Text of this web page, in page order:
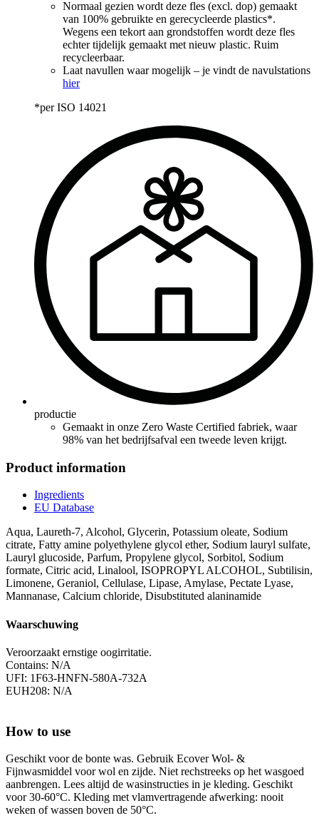
Normaal gezien wordt deze fles (excl. dop) gemaakt
van 100% gebruikte en gerecycleerde plastics*.
Wegens een tekort aan grondstoffen wordt deze fles
echter tijdelijk gemaakt met nieuw plastic. Ruim
recycleerbaar.
Laat navullen waar mogelijk – je vindt de navulstations
hier
*per ISO 14021
productie
Gemaakt in onze Zero Waste Certified fabriek, waar
98% van het bedrijfsafval een tweede leven krijgt.
Product information
Ingredients
EU Database
Aqua, Laureth-7, Alcohol, Glycerin, Potassium oleate, Sodium
citrate, Fatty amine polyethylene glycol ether, Sodium lauryl sulfate,
Lauryl glucoside, Parfum, Propylene glycol, Sorbitol, Sodium
formate, Citric acid, Linalool, ISOPROPYL ALCOHOL, Subtilisin,
Limonene, Geraniol, Cellulase, Lipase, Amylase, Pectate Lyase,
Mannanase, Calcium chloride, Disubstituted alaninamide
Waarschuwing
Veroorzaakt ernstige oogirritatie.
Contains: N/A
UFI: 1F63-HNFN-580A-732A
EUH208: N/A
How to use
Geschikt voor de bonte was. Gebruik Ecover Wol- &
Fijnwasmiddel voor wol en zijde. Niet rechstreeks op het wasgoed
aanbrengen. Lees altijd de wasinstructies in je kleding. Geschikt
voor 30-60°C. Kleding met vlamvertragende afwerking: nooit
weken of wassen boven de 50°C.